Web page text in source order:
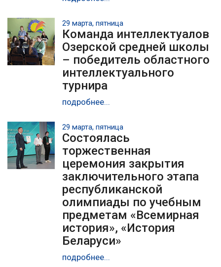
29 марта, пятница
Команда интеллектуалов
Озерской средней школы
– победитель областного
интеллектуального
турнира
подробнее...
29 марта, пятница
Состоялась
торжественная
церемония закрытия
заключительного этапа
республиканской
олимпиады по учебным
предметам «Всемирная
история», «История
Беларуси»
подробнее...